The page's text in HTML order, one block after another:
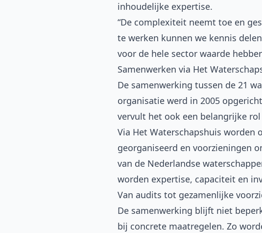
inhoudelijke expertise.
“De complexiteit neemt toe en
te werken kunnen we kennis
voor de hele sector waarde
Samenwerken via Het
De samenwerking tussen de 21
organisatie werd in 2005
vervult het ook een belangrijke
Via Het Waterschapshuis
georganiseerd en voorzieningen
van de Nederlandse
worden expertise, capaciteit en
Van audits tot gezamenlijke
De samenwerking blijft niet
bij concrete maatregelen. Zo